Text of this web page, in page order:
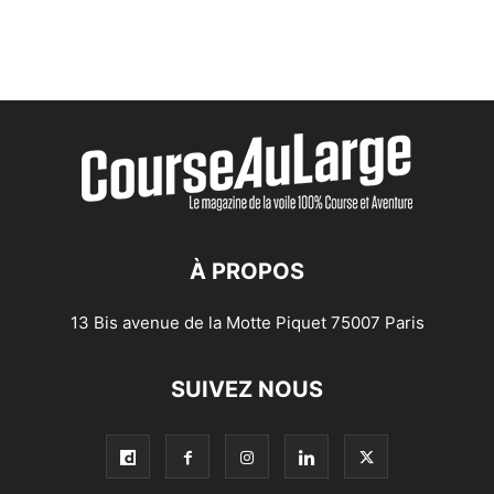
À PROPOS
13 Bis avenue de la Motte Piquet 75007 Paris
SUIVEZ NOUS